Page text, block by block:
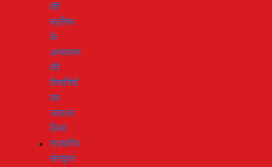
की
प्रतिमा
के
अनावरण
की
तैयारियों
का
जायजा
लिया
राजकीय
संस्कृत